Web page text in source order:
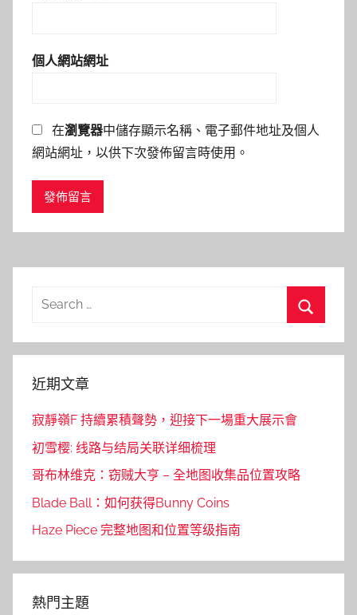
個人網站網址
在瀏覽器中儲存顯示名稱、電子郵件地址及個人
網站網址，以供下次發佈留言時使用。
Search
近期文章
寂靜嶺F 持續累積聲勢，迎接下一場重大展示會
初雪樱: 线路与结局关联详细梳理
哥布林维克：窃贼大亨 – 全地图收集品位置攻略
Blade Ball：如何获得Bunny Coins
Haze Piece 完整地图和位置等级指南
熱門主題